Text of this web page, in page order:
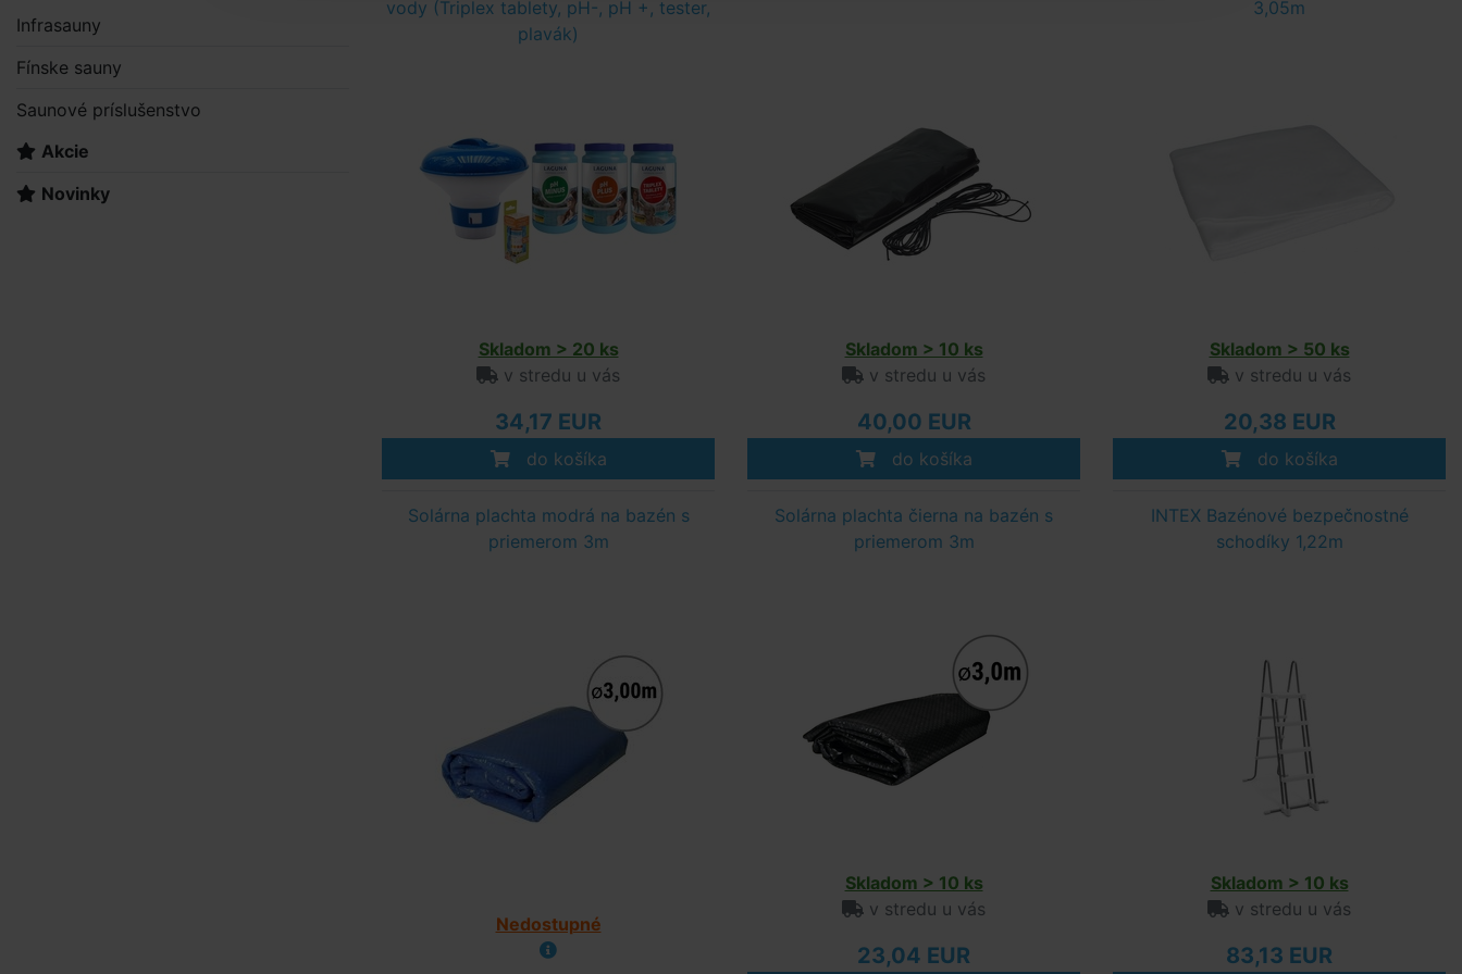
vody (Triplex tablety, pH-, pH +, tester,
plavák)
Skladom > 20 ks
v stredu u vás
34,17 EUR
do košíka
Skladom > 10 ks
v stredu u vás
40,00 EUR
do košíka
3,05m
Skladom > 50 ks
v stredu u vás
20,38 EUR
do košíka
Solárna plachta modrá na bazén s
priemerom 3m
Nedostupné
Solárna plachta čierna na bazén s
priemerom 3m
Skladom > 10 ks
v stredu u vás
23,04 EUR
INTEX Bazénové bezpečnostné
schodíky 1,22m
Skladom > 10 ks
v stredu u vás
83,13 EUR
Infrasauny
Fínske sauny
Saunové príslušenstvo
Akcie
Novinky